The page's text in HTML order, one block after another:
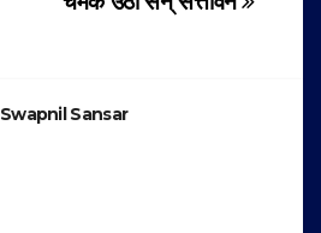
Swapnil Sansar